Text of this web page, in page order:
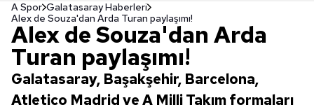
A Spor Galatasaray Haberleri
Alex de Souza'dan Arda Turan paylaşımı!
Alex de Souza'dan Arda
Turan paylaşımı!
Galatasaray, Başakşehir, Barcelona,
Atletico Madrid ve A Milli Takım formaları